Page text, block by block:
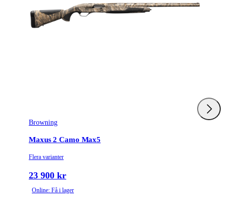
Browning
Maxus 2 Camo Max5
Flera varianter
23 900 kr
Online: Få i lager